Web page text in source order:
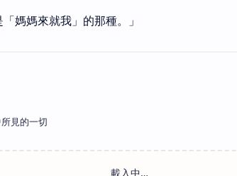
媽媽來就我」的那種。」
見的一切